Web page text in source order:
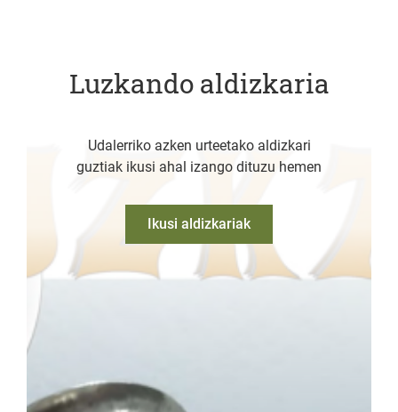
Luzkando aldizkaria
Udalerriko azken urteetako aldizkari
guztiak ikusi ahal izango dituzu hemen
Ikusi aldizkariak